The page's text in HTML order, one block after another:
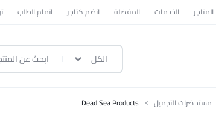
المتاجر الخدمات المفضلة انضم كتاجر اتمام الطلب
الكل
مستحضرات التجميل Dead Sea Products